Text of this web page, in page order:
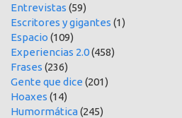
Entrevistas (59)
Escritores y gigantes (1)
Espacio (109)
Experiencias 2.0(458)
Frases (236)
Gente que dice (201)
Hoaxes (14)
Humormática(245)